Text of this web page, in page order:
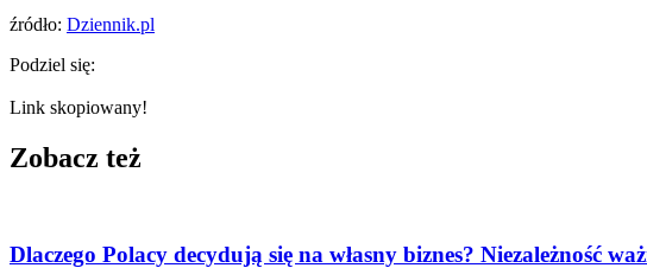
źródło: Dziennik.pl
Podziel się:
Link skopiowany!
Zobacz też
Dlaczego Polacy decydują się na własny biznes? Niezależność